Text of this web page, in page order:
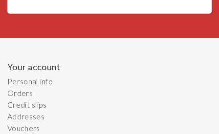
Your account
Personal info
Orders
Credit slips
Addresses
Vouchers